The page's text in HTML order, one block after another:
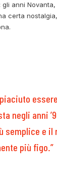
anni
certa
negli anni
semplice e il
più figo.”